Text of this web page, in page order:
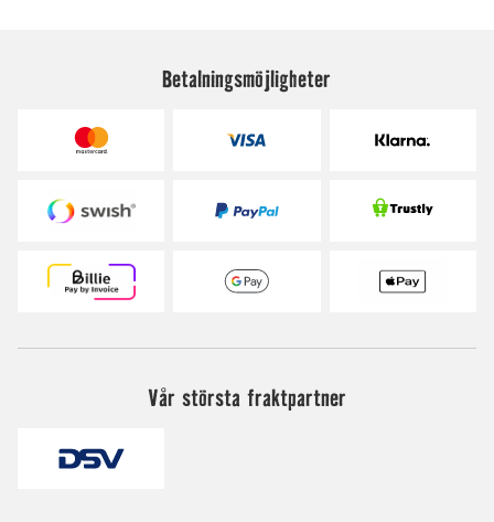
Betalningsmöjligheter
Vår största fraktpartner